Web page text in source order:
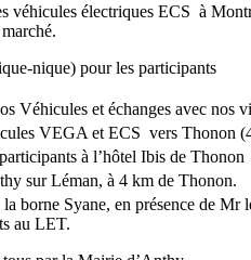
véhicules électriques ECS à
nique) pour les participants
Véhicules et échanges avec nos
VEGA et ECS vers Thonon
à l’hôtel Ibis de Thonon
sur Léman, à 4 km de Thonon.
borne Syane, en présence de Mr
au LET.